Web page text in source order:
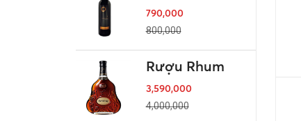
790,000
800,000
Rượu Rhum
3,590,000
4,000,000